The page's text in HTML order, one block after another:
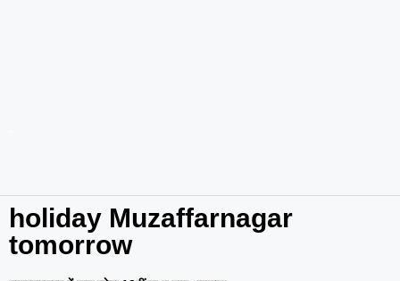
holiday Muzaffarnagar
tomorrow